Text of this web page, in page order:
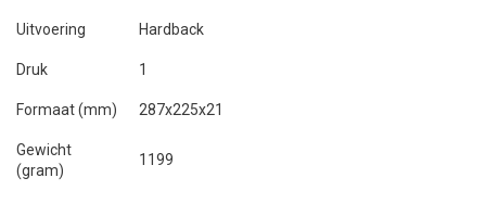
Uitvoering Hardback
Druk 1
Formaat (mm) 287x225x21
Gewicht
(gram)
1199